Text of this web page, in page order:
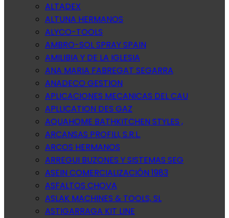
ALTADEX
ALTUNA HERMANOS
ALYCO-TOOLS
AMBRO-SOL SPRAY SPAIN
AMILIBIA Y DE LA IGLESIA
ANA MARIA FABREGAT SEGARRA
ANADECO GESTION
APLICACIONES MECANICAS DEL CAU
APLLICATION DES GAZ
AQUAHOME BATHKITCHEN STYLES ,
ARCANSAS PROFILI, S.R.L.
ARCOS HERMANOS
ARREGUI BUZONES Y SISTEMAS SEG
ASEIN COMERCIALIZACIÓN 1983
ASFALTOS CHOVA
ASLAK MACHINES & TOOLS, SL
ASTIGARRAGA KIT LINE